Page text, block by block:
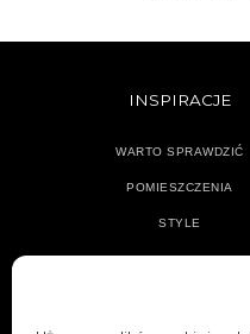
INSPIRACJE
WARTO SPRAWDZIĆ
POMIESZCZENIA
STYLE